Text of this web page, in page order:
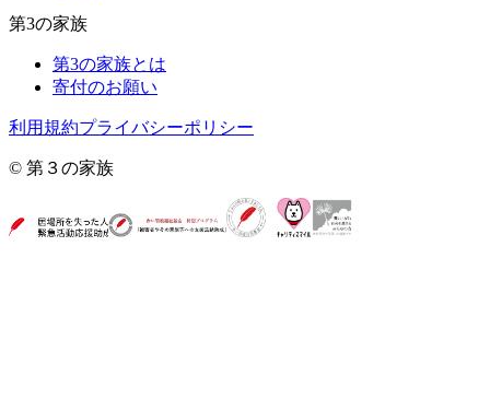
第3の家族
第3の家族とは
寄付のお願い
利用規約プライバシーポリシー
© 第３の家族